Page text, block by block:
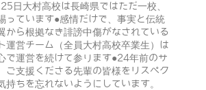
日大村高校は長崎県ではただ一校、
っています●感情だけで、事実と伝統
から根拠なき誹謗中傷がなされている
運営チーム（全員大村高校卒業生）は
で運営を続けて参ります●24年前のサ
ご支援くださる先輩の皆様をリスペク
持ちを忘れないようにしています。